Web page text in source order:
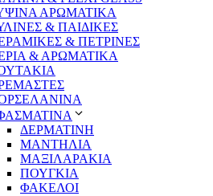
ΑΡΩΜΑΤΙΚΑ
& ΠΑΙΔΙΚΕΣ
& ΠΕΤΡΙΝΕΣ
& ΑΡΩΜΑΤΙΚΑ
ΔΕΡΜΑΤΙΝΗ
ΜΑΝΤΗΛΙΑ
ΜΑΞΙΛΑΡΑΚΙΑ
ΠΟΥΓΚΙΑ
ΦΑΚΕΛΟΙ